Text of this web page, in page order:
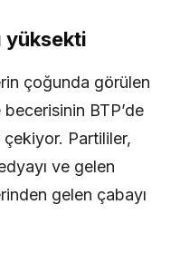
yüksekti
çoğunda görülen
BTP’de
Partililer,
ve gelen
gelen çabayı